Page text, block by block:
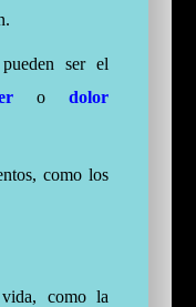
ser el
odolor
como los
vida, como la